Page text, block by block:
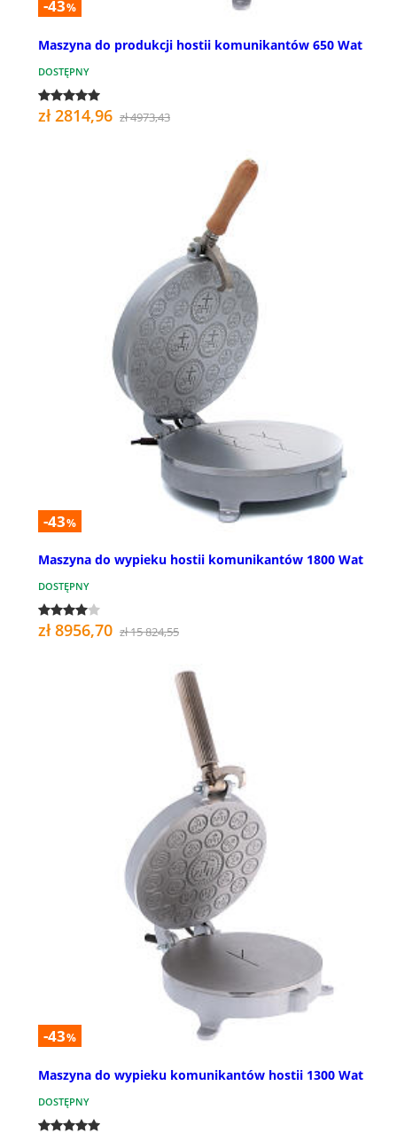
-43%
Maszyna do produkcji hostii komunikantów 650 Wat
DOSTĘPNY
zł 2814,96 zł 4973,43
-43%
Maszyna do wypieku hostii komunikantów 1800 Wat
DOSTĘPNY
zł 8956,70 zł 15 824,55
-43%
Maszyna do wypieku komunikantów hostii 1300 Wat
DOSTĘPNY